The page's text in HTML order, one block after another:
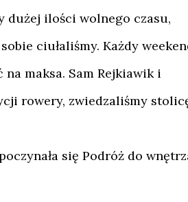
dużej ilości wolnego czasu,
ciułaliśmy. Każdy
maksa. Sam Rejkiawik i
rowery, zwiedzaliśmy
się Podróż do